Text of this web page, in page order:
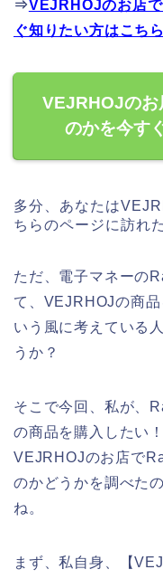
⇒VEJRHOJのお店
ぐ知りたい方はこちら
VEJRHOJの
のかを今す
多分、あなたは
ちらのページに訪れ
ただ、電子マネーの
て、VEJRHOJの商
いう風に考えている
うか？
そこで今回、私が、
の商品を購入したい
VEJRHOJのお店で
のかどうかを調べた
ね。
まず、私自身、【